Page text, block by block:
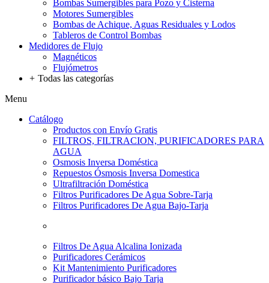
Bombas Sumergibles para Pozo y Cisterna
Motores Sumergibles
Bombas de Achique, Aguas Residuales y Lodos
Tableros de Control Bombas
Medidores de Flujo
Magnéticos
Flujómetros
+ Todas las categorías
Menu
Catálogo
Productos con Envío Gratis
FILTROS, FILTRACION, PURIFICADORES PARA
AGUA
Osmosis Inversa Doméstica
Repuestos Ósmosis Inversa Domestica
Ultrafiltración Doméstica
Filtros Purificadores De Agua Sobre-Tarja
Filtros Purificadores De Agua Bajo-Tarja
Filtros De Agua Alcalina Ionizada
Purificadores Cerámicos
Kit Mantenimiento Purificadores
Purificador básico Bajo Tarja